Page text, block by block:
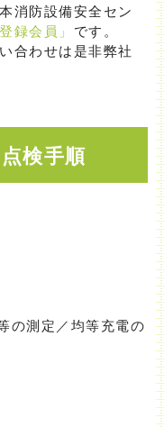
消防設備安全セン
録会員」 です。
合わせは是非弊社
検手順
の測定／均等充電の